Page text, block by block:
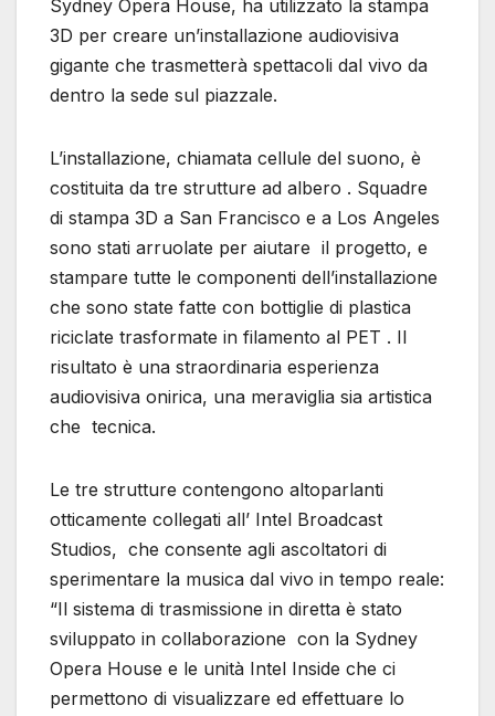
Sydney Opera House, ha utilizzato la stampa
3D per creare un’installazione audiovisiva
gigante che trasmetterà spettacoli dal vivo da
dentro la sede sul piazzale.
L’installazione, chiamata cellule del suono, è
costituita da tre strutture ad albero . Squadre
di stampa 3D a San Francisco e a Los Angeles
sono stati arruolate per aiutare il progetto, e
stampare tutte le componenti dell’installazione
che sono state fatte con bottiglie di plastica
riciclate trasformate in filamento al PET . Il
risultato è una straordinaria esperienza
audiovisiva onirica, una meraviglia sia artistica
che tecnica.
Le tre strutture contengono altoparlanti
otticamente collegati all’ Intel Broadcast
Studios, che consente agli ascoltatori di
sperimentare la musica dal vivo in tempo reale:
“Il sistema di trasmissione in diretta è stato
sviluppato in collaborazione con la Sydney
Opera House e le unità Intel Inside che ci
permettono di visualizzare ed effettuare lo